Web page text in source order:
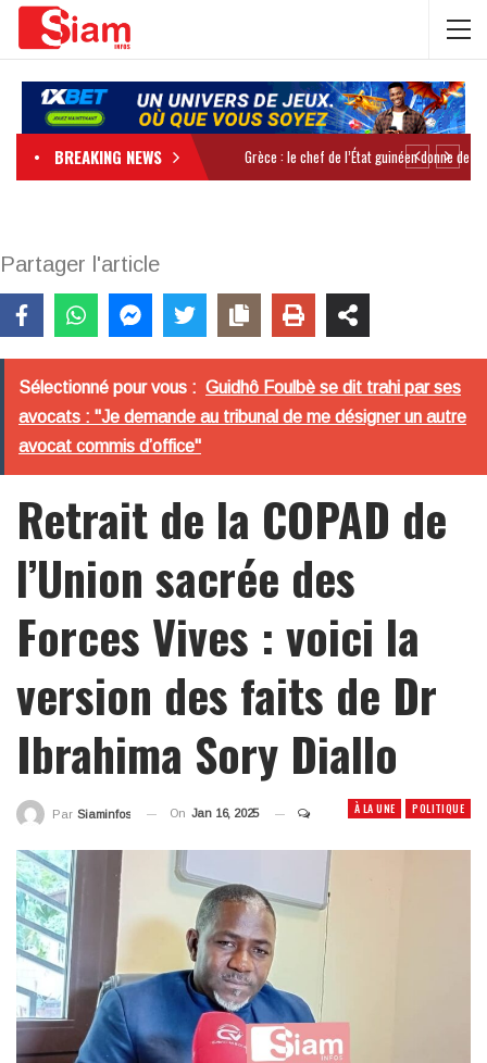
BREAKING NEWS
Partager l'article
Sélectionné pour vous : Guidhô Foulbè se dit trahi par ses
avocats : "Je demande au tribunal de me désigner un autre
avocat commis d’office"
Retrait de la COPAD de
l’Union sacrée des
Forces Vives : voici la
version des faits de Dr
Ibrahima Sory Diallo
À LA UNE POLITIQUE
Par Siaminfos On Jan 16, 2025